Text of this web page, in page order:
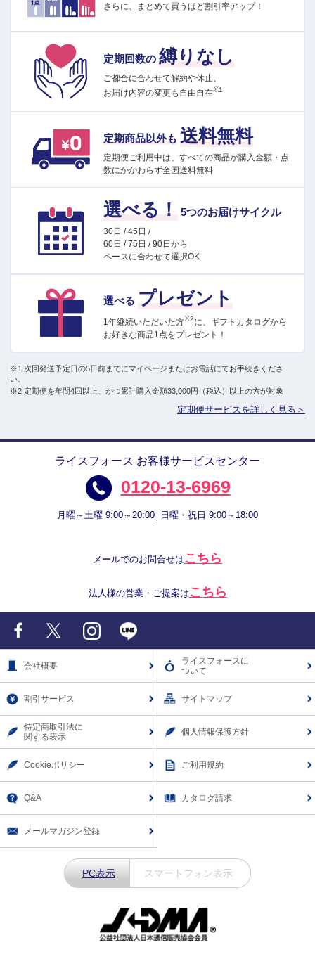
さらに、まとめて買うほど割引率アップ！
定期回数の 縛りなし
ご都合に合わせて解約や休止、
お届け内容の変更も自由自在※1
定期商品以外も 送料無料
定期便ご利用中は、すべての商品が購入金額・点
数にかかわらず全国送料無料
選べる！ 5つのお届けサイクル
30日 / 45日 /
60日 / 75日 / 90日から
ペースに合わせて選択OK
選べる プレゼント
1年継続いただいた方※2に、ギフトカタログから
お好きな商品1点をプレゼント！
※1 次回発送予定日の5日前までにマイページまたはお電話にてお手続きくださ
い。
※2 定期便を年間4回以上、かつ累計購入金額33,000円（税込）以上の方が対象
定期便サービスを詳しく見る＞
ライスフォース お客様サービスセンター
0120-13-6969
月曜～土曜 9:00～20:00│日曜・祝日 9:00～18:00
メールでのお問合せは こちら
法人様の営業・ご提案は こちら
Facebook
会社概要
ライスフォースに
ついて
割引サービス サイトマップ
特定商取引法に
関する表示
個人情報保護方針
Cookieポリシー ご利用規約
Q&A カタログ請求
メールマガジン登録
PC表示 スマートフォン表示